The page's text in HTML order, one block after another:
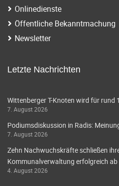
Onlinedienste
Öffentliche Bekanntmachung
Newsletter
Letzte Nachrichten
Wittenberger T-Knoten wird für rund
7. August 2026
Podiumsdiskussion in Radis:
7. August 2026
Zehn Nachwuchskräfte schließen
Kommunalverwaltung erfolgreich ab
4. August 2026